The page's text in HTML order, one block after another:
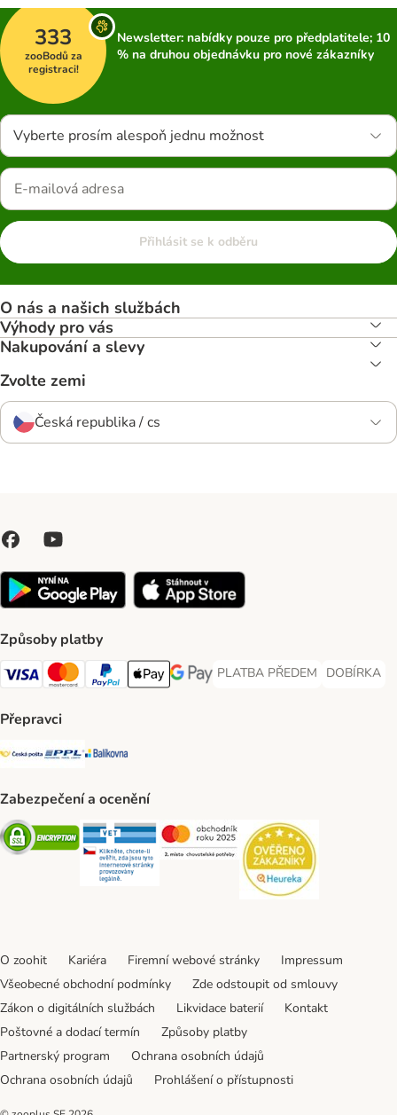
333
zooBodů za
registraci!
Newsletter: nabídky pouze pro předplatitele; 10
% na druhou objednávku pro nové zákazníky
Vyberte prosím alespoň jednu možnost
Přihlásit se k odběru
O nás a našich službách
Výhody pro vás
Nakupování a slevy
Zvolte zemi
Česká republika / cs
Způsoby platby
Visa Payment Method
Mastercard Payment Method
PayPal Payment Method
Apple pay Payment Method
GooglePay Payment Method
PLATBA PŘEDEM
PLATBA PŘEDEM Payment
DOBÍRKA
DOBÍRKA
Přepravci
Česká pošta Shipping Method
PPL Shipping Method
Balíkovna Shipping Method
Zabezpečení a ocenění
Security Security Security
O zoohit Kariéra Firemní webové stránky
Impressum
Všeobecné obchodní podmínky
Zde odstoupit od smlouvy
Zákon o digitálních službách
Likvidace baterií
Kontakt
Poštovné a dodací termín
Způsoby platby
Partnerský program
Ochrana osobních údajů
Ochrana osobních údajů
Prohlášení o přístupnosti